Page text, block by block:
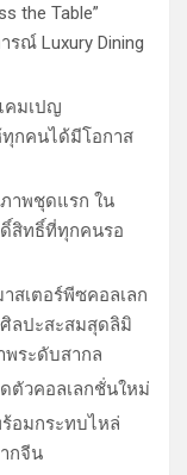
the Table”
ณ์ Luxury Dining
คมเปญ
ทุกคนได้มีโอกาส
ภาพชุดแรก ใน
สิทธิ์ที่ทุกคนรอ
าสเตอร์พีซคอลเลก
ศิลปะสะสมสุดลิมิ
ระดับสากล
ดตัวคอลเลกชั่นใหม่
อมกระทบไหล่
กจีน